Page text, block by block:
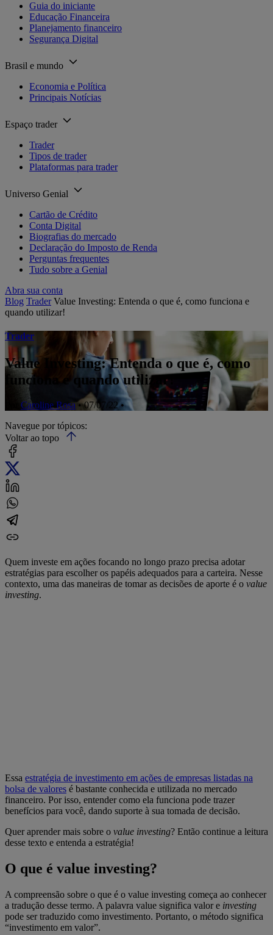
Guia do iniciante
Educação Financeira
Planejamento financeiro
Segurança Digital
Brasil e mundo
Economia e Política
Principais Notícias
Espaço trader
Trader
Tipos de trader
Plataformas para trader
Universo Genial
Cartão de Crédito
Conta Digital
Biografias do mercado
Declaração do Imposto de Renda
Perguntas frequentes
Tudo sobre a Genial
Abra sua conta
Blog Trader Value Investing: Entenda o que é, como funciona e
quando utilizar!
Trader
Value Investing: Entenda o que é, como
funciona e quando utilizar!
Caroline Rosa• 07/07/22 •
Navegue por tópicos:
Voltar ao topo
Quem investe em ações focando no longo prazo precisa adotar
estratégias para escolher os papéis adequados para a carteira. Nesse
contexto, uma das maneiras de tomar as decisões de aporte é o value
investing.
Essa estratégia de investimento em ações de empresas listadas na
bolsa de valores é bastante conhecida e utilizada no mercado
financeiro. Por isso, entender como ela funciona pode trazer
benefícios para você, dando suporte à sua tomada de decisão.
Quer aprender mais sobre o value investing? Então continue a leitura
desse texto e entenda a estratégia!
O que é value investing?
A compreensão sobre o que é o value investing começa ao conhecer
a tradução desse termo. A palavra value significa valor e investing
pode ser traduzido como investimento. Portanto, o método significa
“investimento em valor”.